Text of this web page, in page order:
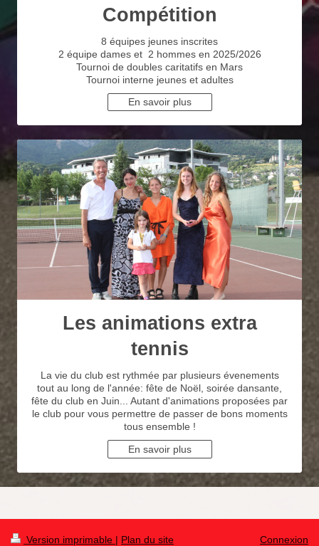
Compétition
8 équipes jeunes inscrites
2 équipe dames et 2 hommes en 2025/2026
Tournoi de doubles caritatifs en Mars
Tournoi interne jeunes et adultes
En savoir plus
Les animations extra
tennis
La vie du club est rythmée par plusieurs évenements
tout au long de l'année: fête de Noël, soirée dansante,
fête du club en Juin... Autant d'animations proposées par
le club pour vous permettre de passer de bons moments
tous ensemble !
En savoir plus
Version imprimable | Plan du site Connexion